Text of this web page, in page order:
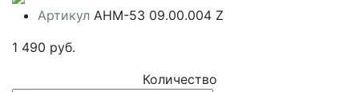
Артикул АНМ-53 09.00.004 Z
1 490 руб.
Количество